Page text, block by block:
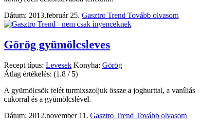
Dátum: 2013.február 25. Gasztro Trend Tovább olvasom
Görög gyümölcsleves
Recept típus: Levesek Konyha: Görög
Átlag értékelés: (1.8 / 5)
A gyümölcsök felét turmixszoljuk össze a joghurttal, a vaníliás
cukorral és a gyümölcslével.
Dátum: 2012.november 11. Gasztro Trend Tovább olvasom